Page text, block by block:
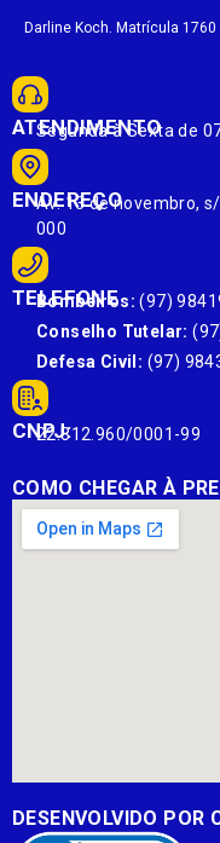
Darline Koch. Matrícula 1760
ATENDIMENTO
Segunda à Sexta de
ENDEREÇO
Av. 13 de novembro,
000
TELEFONE
Bombeiros: (97)
Conselho Tutelar:
Defesa Civil: (97)
CNPJ:
22.812.960/0001-99
COMO CHEGAR À
DESENVOLVIDO POR